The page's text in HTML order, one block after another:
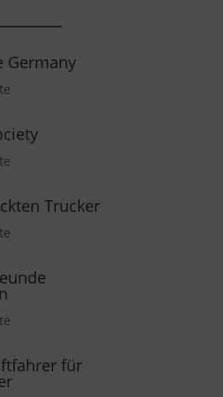
Germany
Trucker
für